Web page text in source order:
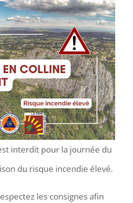
interdit pour la journée du
du risque incendie élevé.
les consignes afin